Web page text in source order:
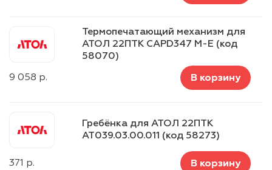
Термопечатающий механизм для
АТОЛ 22ПТК CAPD347 M-E (код
58070)
9 058 р. В корзину
Гребёнка для АТОЛ 22ПТК
AT039.03.00.011 (код 58273)
371 р. В корзину